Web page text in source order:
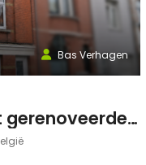
Bas Verhagen
Ruime en recent gerenoveerde studentenwoning op toplocatie in Gent